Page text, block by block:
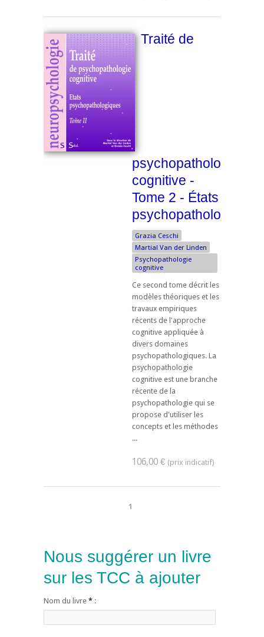
Traité de
psychopathologie
cognitive -
Tome 2 - États
psychopathologiques
Grazia Ceschi
Martial Van der Linden
Psychopathologie
cognitive
Ce second tome décrit les
modèles théoriques et les
travaux empiriques
récents de l'approche
cognitive appliquée à
divers domaines
psychopathologiques. La
psychopathologie
cognitive est une branche
récente de la
psychopathologie qui se
propose d'utiliser les
concepts et les méthodes
...
106,00 €
1
Nous suggérer un livre
sur les TCC à ajouter
Nom du livre * :